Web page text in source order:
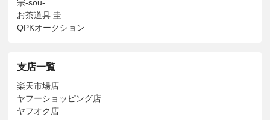
宗-sou-
お茶道具 圭
QPKオークション
支店一覧
楽天市場店
ヤフーショッピング店
ヤフオク店